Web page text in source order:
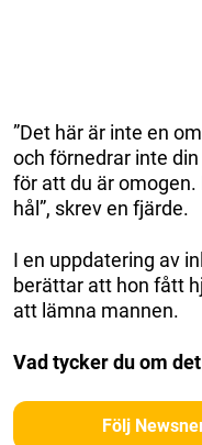
”Det här är inte en
och förnedrar inte
för att du är
hål”, skrev en fjärde.
I en uppdatering av
berättar att hon fått
att lämna mannen.
Vad tycker du om
Följ